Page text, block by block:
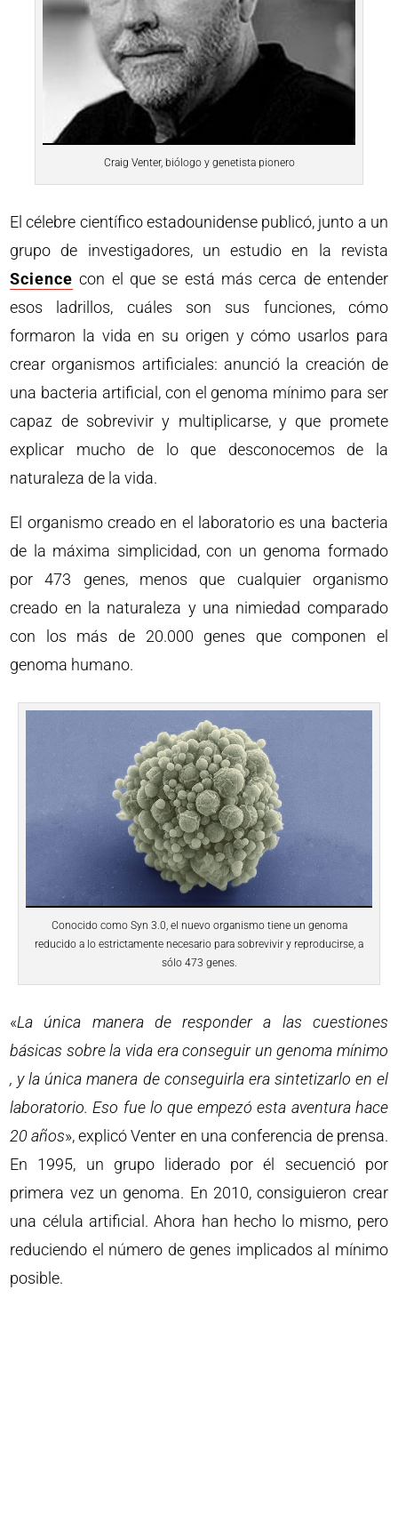
Craig Venter, biólogo y genetista pionero
El célebre científico estadounidense publicó, junto a un
grupo de investigadores, un estudio en la revista
Science con el que se está más cerca de entender
esos ladrillos, cuáles son sus funciones, cómo
formaron la vida en su origen y cómo usarlos para
crear organismos artificiales: anunció la creación de
una bacteria artificial, con el genoma mínimo para ser
capaz de sobrevivir y multiplicarse, y que promete
explicar mucho de lo que desconocemos de la
naturaleza de la vida.
El organismo creado en el laboratorio es una bacteria
de la máxima simplicidad, con un genoma formado
por 473 genes, menos que cualquier organismo
creado en la naturaleza y una nimiedad comparado
con los más de 20.000 genes que componen el
genoma humano.
Conocido como Syn 3.0, el nuevo organismo tiene un genoma
reducido a lo estrictamente necesario para sobrevivir y reproducirse, a
sólo 473 genes.
«La única manera de responder a las cuestiones
básicas sobre la vida era conseguir un genoma mínimo
, y la única manera de conseguirla era sintetizarlo en el
laboratorio. Eso fue lo que empezó esta aventura hace
20 años», explicó Venter en una conferencia de prensa.
En 1995, un grupo liderado por él secuenció por
primera vez un genoma. En 2010, consiguieron crear
una célula artificial. Ahora han hecho lo mismo, pero
reduciendo el número de genes implicados al mínimo
posible.